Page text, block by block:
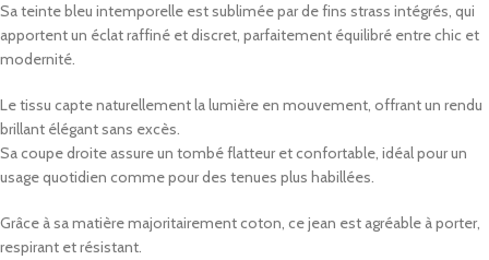
Sa teinte bleu intemporelle est sublimée par de fins strass intégrés, qui
apportent un éclat raffiné et discret, parfaitement équilibré entre chic et
modernité.
Le tissu capte naturellement la lumière en mouvement, offrant un rendu
brillant élégant sans excès.
Sa coupe droite assure un tombé flatteur et confortable, idéal pour un
usage quotidien comme pour des tenues plus habillées.
Grâce à sa matière majoritairement coton, ce jean est agréable à porter,
respirant et résistant.